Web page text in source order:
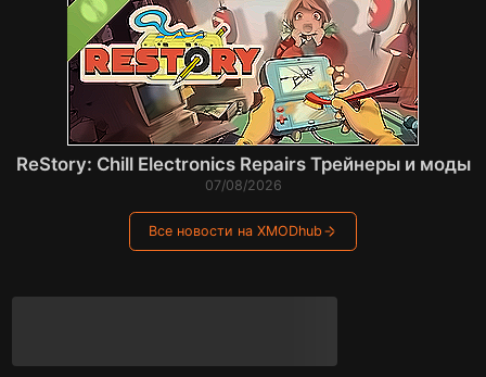
ReStory: Chill Electronics Repairs Трейнеры и моды
07/08/2026
Все новости на XMODhub